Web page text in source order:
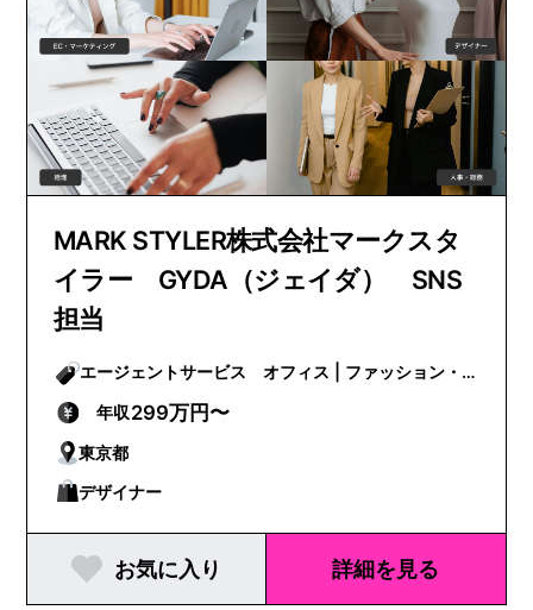
MARK STYLER株式会社マークスタ
イラー GYDA（ジェイダ） SNS
担当
エージェントサービス オフィス | ファッション・
ビューティー
年収299万円〜
東京都
デザイナー
お気に入り 詳細を見る